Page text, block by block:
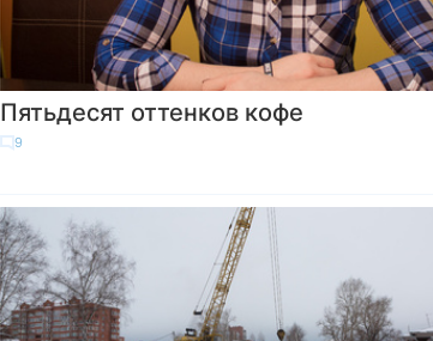
Пятьдесят оттенков кофе
9